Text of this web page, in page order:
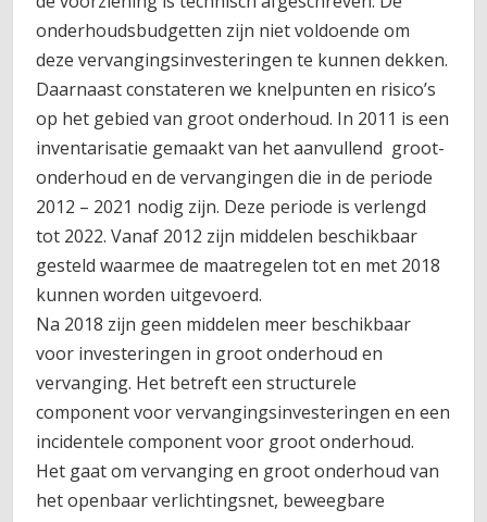
onderhoudsbudgetten zijn niet voldoende om
deze vervangingsinvesteringen te kunnen dekken.
Daarnaast constateren we knelpunten en risico’s
op het gebied van groot onderhoud. In 2011 is een
inventarisatie gemaakt van het aanvullend groot-
onderhoud en de vervangingen die in de periode
2012 – 2021 nodig zijn. Deze periode is verlengd
tot 2022. Vanaf 2012 zijn middelen beschikbaar
gesteld waarmee de maatregelen tot en met 2018
kunnen worden uitgevoerd.
Na 2018 zijn geen middelen meer beschikbaar
voor investeringen in groot onderhoud en
vervanging. Het betreft een structurele
component voor vervangingsinvesteringen en een
incidentele component voor groot onderhoud.
Het gaat om vervanging en groot onderhoud van
het openbaar verlichtingsnet, beweegbare